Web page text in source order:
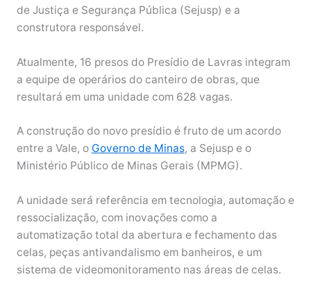
de Justiça e Segurança Pública (Sejusp) e a
construtora responsável.
Atualmente, 16 presos do Presídio de Lavras integram
a equipe de operários do canteiro de obras, que
resultará em uma unidade com 628 vagas.
A construção do novo presídio é fruto de um acordo
entre a Vale, o Governo de Minas, a Sejusp e o
Ministério Público de Minas Gerais (MPMG).
A unidade será referência em tecnologia, automação e
ressocialização, com inovações como a
automatização total da abertura e fechamento das
celas, peças antivandalismo em banheiros, e um
sistema de videomonitoramento nas áreas de celas.